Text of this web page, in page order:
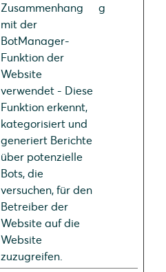
Zusammenhang
mit der
BotManager-
Funktion der
Website
verwendet - Diese
Funktion erkennt,
kategorisiert und
generiert Berichte
über potenzielle
Bots, die
versuchen, für den
Betreiber der
Website auf die
Website
zuzugreifen.
g